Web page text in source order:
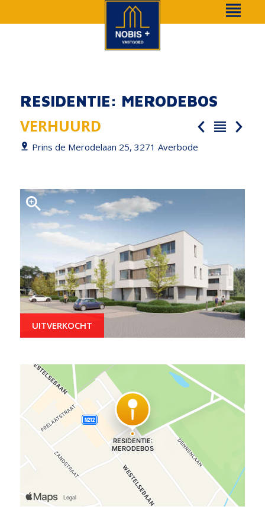
RESIDENTIE: MERODEBOS
VERHUURD
Prins de Merodelaan 25, 3271 Averbode
UITVERKOCHT